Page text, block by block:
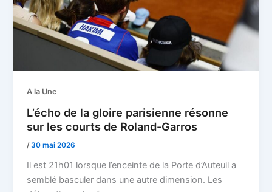
A la Une
L’écho de la gloire parisienne résonne
sur les courts de Roland-Garros
/30 mai 2026
Il est 21h01 lorsque l’enceinte de la Porte d’Auteuil a
semblé basculer dans une autre dimension. Les